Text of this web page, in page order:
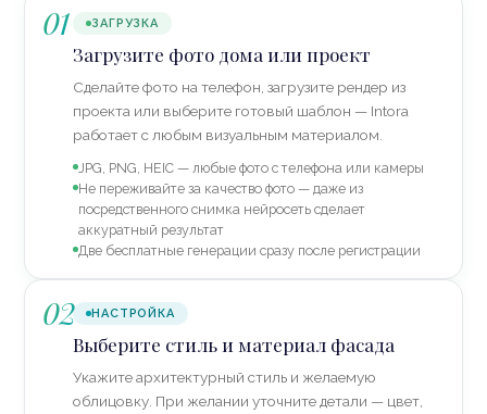
01 ЗАГРУЗКА
Загрузите фото дома или проект
Сделайте фото на телефон, загрузите рендер из
проекта или выберите готовый шаблон — Intora
работает с любым визуальным материалом.
JPG, PNG, HEIC — любые фото с телефона или камеры
Не переживайте за качество фото — даже из
посредственного снимка нейросеть сделает
аккуратный результат
Две бесплатные генерации сразу после регистрации
02 НАСТРОЙКА
Выберите стиль и материал фасада
Укажите архитектурный стиль и желаемую
облицовку. При желании уточните детали — цвет,